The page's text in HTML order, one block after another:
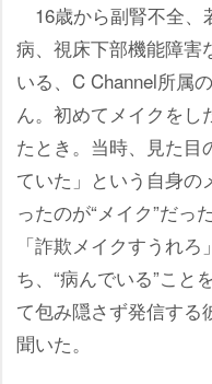
16歳から副腎不全、
病、視床下部機能障害
いる、C Channel所属
ん。初めてメイクをし
たとき。当時、見た目
ていた」という自身の
ったのが“メイク”だっ
「詐欺メイクすうれ
ち、“病んでいる”こと
て包み隠さず発信する
聞いた。